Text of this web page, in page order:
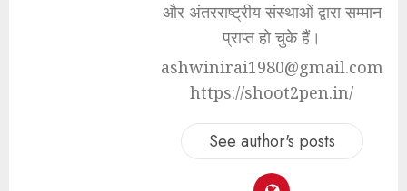
और अंतरराष्ट्रीय संस्थाओं द्वारा सम्मान
प्राप्त हो चुके हैं।
ashwinirai1980@gmail.com
https://shoot2pen.in/
See author's posts